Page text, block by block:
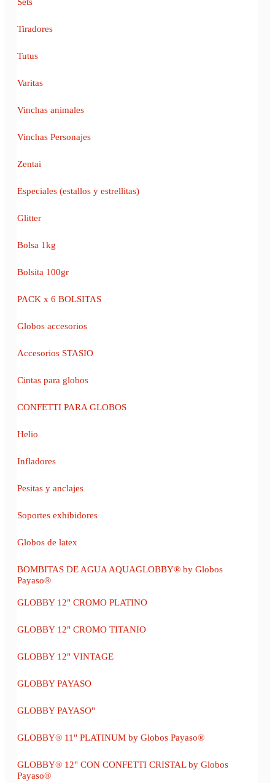
Tiradores
Tutus
Varitas
Vinchas animales
Vinchas Personajes
Zentai
Especiales (estallos y estrellitas)
Glitter
Bolsa 1kg
Bolsita 100gr
PACK x 6 BOLSITAS
Globos accesorios
Accesorios STASIO
Cintas para globos
CONFETTI PARA GLOBOS
Helio
Infladores
Pesitas y anclajes
Soportes exhibidores
Globos de latex
BOMBITAS DE AGUA AQUAGLOBBY® by Globos
Payaso®
GLOBBY 12" CROMO PLATINO
GLOBBY 12" CROMO TITANIO
GLOBBY 12" VINTAGE
GLOBBY PAYASO
GLOBBY PAYASO"
GLOBBY® 11" PLATINUM by Globos Payaso®
GLOBBY® 12" CON CONFETTI CRISTAL by Globos
Payaso®